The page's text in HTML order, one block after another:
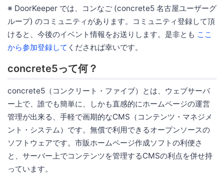
※ DoorKeeper では、コンなご (concrete5 名古屋ユーザーグ
ループ) のコミュニティがあります。コミュニティ登録して頂
けると、今後のイベント情報をお送りします。是非とも ここ
から参加登録して くだされば幸いです。
concrete5って何？
concrete5（コンクリート・ファイブ）とは、ウェブサーバ
ー上で、誰でも簡単に、しかも直感的にホームページの運営
管理が出来る、手軽で画期的なCMS（コンテンツ・マネジメ
ント・システム）です。無償で利用できるオープンソースの
ソフトウェアです。市販ホームページ作成ソフトの利便さ
と、サーバー上でコンテンツを管理するCMSの利点を併せ持
っています。